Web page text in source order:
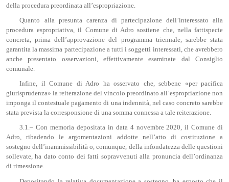
della procedura preordinata all’espropriazione.
Quanto alla presunta carenza di partecipazione dell’interessato alla
procedura espropriativa, il Comune di Adro sostiene che, nella fattispecie
concreta, prima dell’approvazione del programma triennale, sarebbe stata
garantita la massima partecipazione a tutti i soggetti interessati, che avrebbero
anche presentato osservazioni, effettivamente esaminate dal Consiglio
comunale.
Infine, il Comune di Adro ha osservato che, sebbene «per pacifica
giurisprudenza» la reiterazione del vincolo preordinato all’espropriazione non
imponga il contestuale pagamento di una indennità, nel caso concreto sarebbe
stata prevista la corresponsione di una somma connessa a tale reiterazione.
3.1.– Con memoria depositata in data 4 novembre 2020, il Comune di
Adro, ribadendo le argomentazioni addotte nell’atto di costituzione a
sostegno dell’inammissibilità o, comunque, della infondatezza delle questioni
sollevate, ha dato conto dei fatti sopravvenuti alla pronuncia dell’ordinanza
di rimessione.